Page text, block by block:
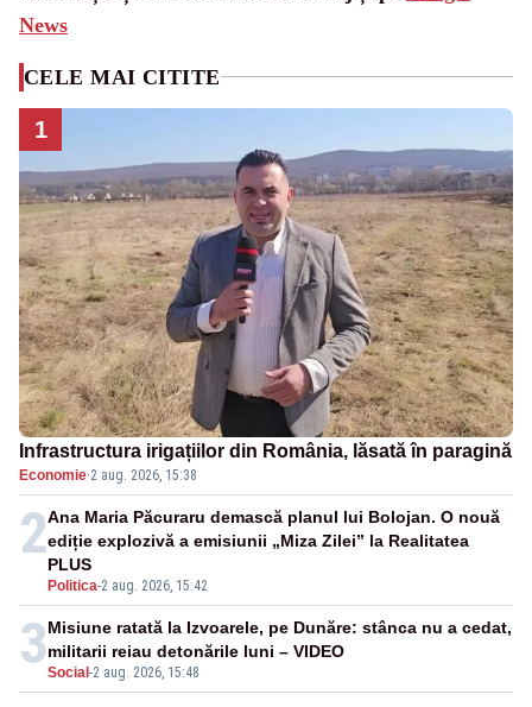
News
CELE MAI CITITE
1
Infrastructura irigațiilor din România, lăsată în paragină
Economie·2 aug. 2026, 15:38
2
Politica-2 aug. 2026, 15:42
Ana Maria Păcuraru demască planul lui Bolojan. O nouă
ediție explozivă a emisiunii „Miza Zilei” la Realitatea
PLUS
3Social -2 aug. 2026, 15:48
Misiune ratată la Izvoarele, pe Dunăre: stânca nu a cedat,
militarii reiau detonările luni – VIDEO